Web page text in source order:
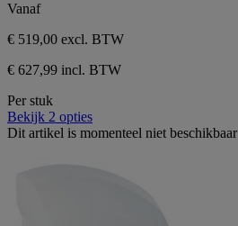
Vanaf
€ 519,00 excl. BTW
€ 627,99 incl. BTW
Per stuk
Bekijk 2 opties
Dit artikel is momenteel niet beschikbaar